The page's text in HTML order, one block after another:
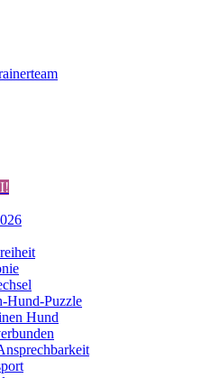
Hund-Puzzle
Hund